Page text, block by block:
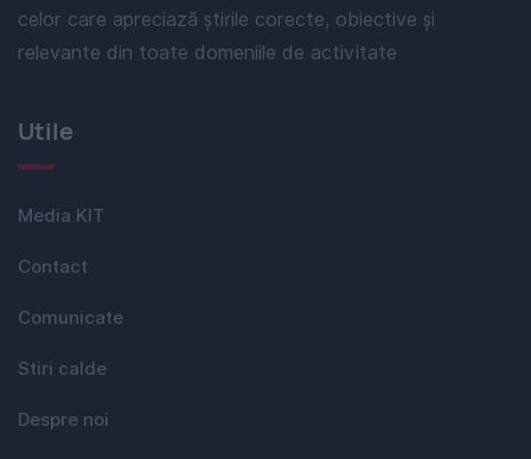
celor care apreciază știrile corecte, obiective și
relevante din toate domeniile de activitate
Utile
Media KIT
Contact
Comunicate
Stiri calde
Despre noi